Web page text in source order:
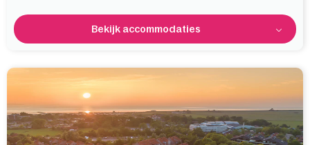
Bekijk accommodaties